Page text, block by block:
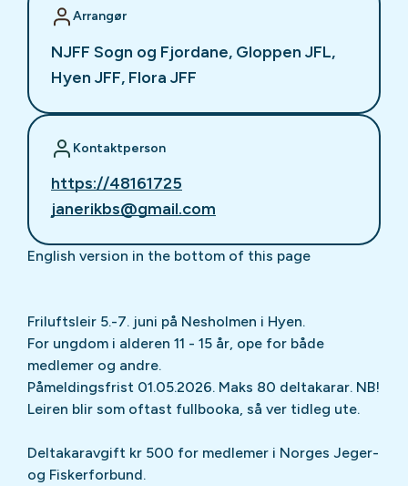
Arrangør
NJFF Sogn og Fjordane, Gloppen JFL,
Hyen JFF, Flora JFF
Kontaktperson
https://48161725
janerikbs@gmail.com
English version in the bottom of this page
Friluftsleir 5.-7. juni på Nesholmen i Hyen.
For ungdom i alderen 11 - 15 år, ope for både
medlemer og andre.
Påmeldingsfrist 01.05.2026. Maks 80 deltakarar. NB!
Leiren blir som oftast fullbooka, så ver tidleg ute.
Deltakaravgift kr 500 for medlemer i Norges Jeger-
og Fiskerforbund.